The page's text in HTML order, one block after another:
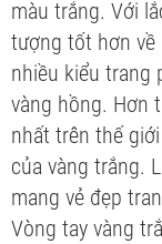
màu trắng. Với
tượng tốt hơn về
nhiều kiểu trang
vàng hồng. Hơn
nhất trên thế
của vàng trắng.
mang vẻ đẹp
Vòng tay vàng